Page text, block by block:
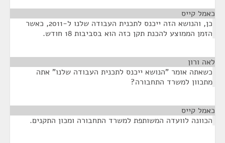
כאמל קייס
כן, והנושא הזה ייכנס לתכנית העבודה שלנו ל-2011, כאשר
הזמן הממוצע להכנת תקן כזה הוא בסביבות 18 חודש.
לאה ורון
כשאתה אומר "הנושא ייכנס לתכנית העבודה שלנו" אתה
מתכוון למשרד התחבורה?
כאמל קייס
הכוונה לוועדה המשותפת למשרד התחבורה ומכון התקנים.